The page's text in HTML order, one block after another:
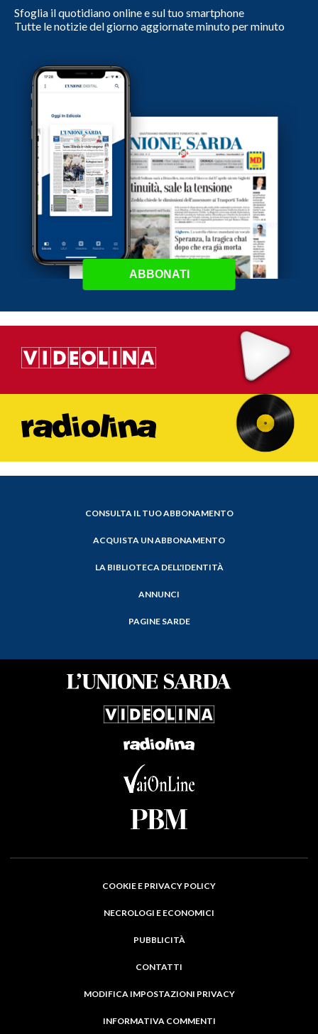
Sfoglia il quotidiano online e sul tuo smartphone
Tutte le notizie del giorno aggiornate minuto per minuto
ABBONATI
CONSULTA IL TUO ABBONAMENTO
ACQUISTA UN ABBONAMENTO
LA BIBLIOTECA DELL'IDENTITÀ
ANNUNCI
PAGINE SARDE
COOKIE E PRIVACY POLICY
NECROLOGI E ECONOMICI
PUBBLICITÀ
CONTATTI
MODIFICA IMPOSTAZIONI PRIVACY
INFORMATIVA COMMENTI